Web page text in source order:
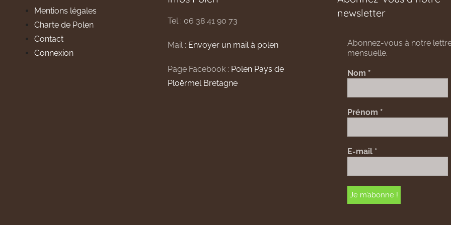
Mentions légales
Charte de Polen
Contact
Connexion
Tel : 06 38 41 90 73
Mail : Envoyer un mail à polen
Page Facebook : Polen Pays de
Ploërmel Bretagne
newsletter
Abonnez-vous à notre
mensuelle.
Nom *
Prénom *
E-mail *